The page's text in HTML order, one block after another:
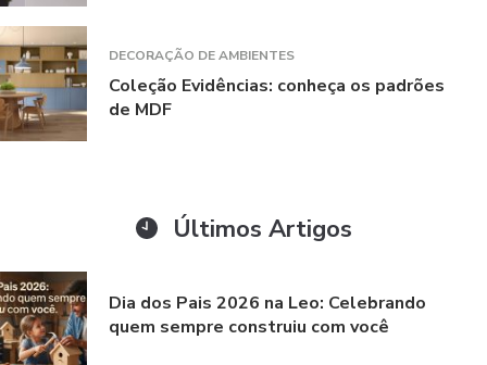
DECORAÇÃO DE AMBIENTES
Coleção Evidências: conheça os padrões
de MDF
Últimos Artigos
Dia dos Pais 2026 na Leo: Celebrando
quem sempre construiu com você